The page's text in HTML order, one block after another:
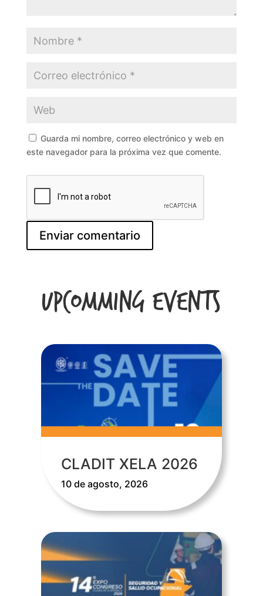
Guarda mi nombre, correo electrónico y web en
este navegador para la próxima vez que comente.
Upcomming Events
CLADIT XELA 2026
10 de agosto, 2026